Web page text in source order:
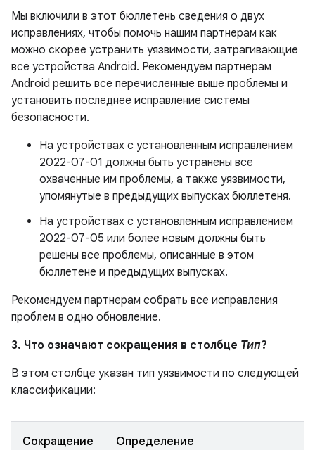
Мы включили в этот бюллетень сведения о двух
исправлениях, чтобы помочь нашим партнерам как
можно скорее устранить уязвимости, затрагивающие
все устройства Android. Рекомендуем партнерам
Android решить все перечисленные выше проблемы и
установить последнее исправление системы
безопасности.
На устройствах с установленным исправлением
2022-07-01 должны быть устранены все
охваченные им проблемы, а также уязвимости,
упомянутые в предыдущих выпусках бюллетеня.
На устройствах с установленным исправлением
2022-07-05 или более новым должны быть
решены все проблемы, описанные в этом
бюллетене и предыдущих выпусках.
Рекомендуем партнерам собрать все исправления
проблем в одно обновление.
3. Что означают сокращения в столбце Тип?
В этом столбце указан тип уязвимости по следующей
классификации:
Сокращение Определение